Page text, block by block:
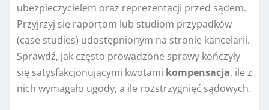
ubezpieczycielem oraz reprezentacji przed sądem.
Przyjrzyj się raportom lub studiom przypadków
(case studies) udostępnionym na stronie kancelarii.
Sprawdź, jak często prowadzone sprawy kończyły
się satysfakcjonującymi kwotami kompensacja, ile z
nich wymagało ugody, a ile rozstrzygnięć sądowych.